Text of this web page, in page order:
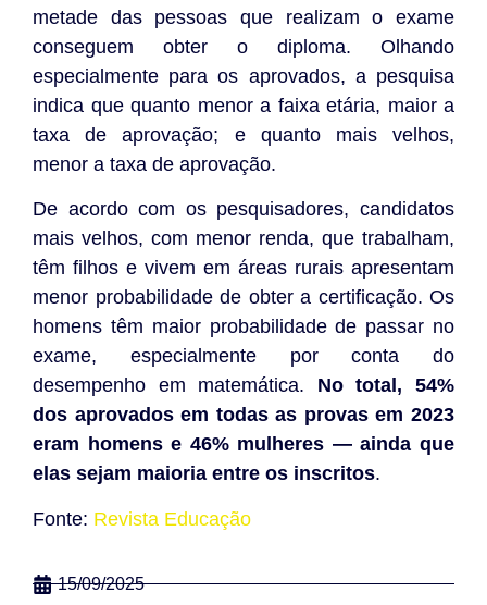
metade das pessoas que realizam o exame
conseguem obter o diploma. Olhando
especialmente para os aprovados, a pesquisa
indica que quanto menor a faixa etária, maior a
taxa de aprovação; e quanto mais velhos,
menor a taxa de aprovação.
De acordo com os pesquisadores, candidatos
mais velhos, com menor renda, que trabalham,
têm filhos e vivem em áreas rurais apresentam
menor probabilidade de obter a certificação. Os
homens têm maior probabilidade de passar no
exame, especialmente por conta do
desempenho em matemática. No total, 54%
dos aprovados em todas as provas em 2023
eram homens e 46% mulheres — ainda que
elas sejam maioria entre os inscritos.
Fonte: Revista Educação
15/09/2025